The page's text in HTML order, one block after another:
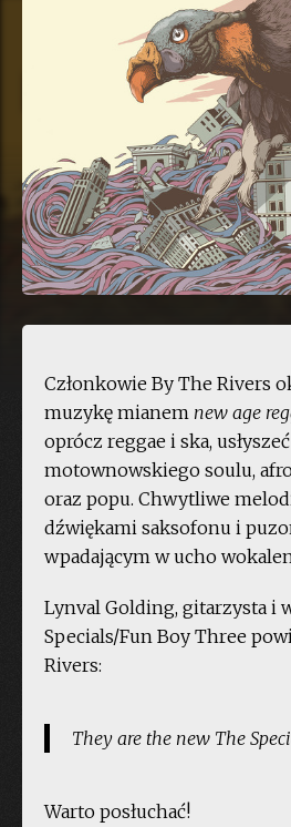
Członkowie By The Rivers
muzykę mianem new age
oprócz reggae i ska,
motownowskiego soulu,
oraz popu. Chwytliwe
dźwiękami saksofonu i
wpadającym w ucho
Lynval Golding, gitarzysta i
Specials/Fun Boy Three
Rivers:
They are the new The
Warto posłuchać!